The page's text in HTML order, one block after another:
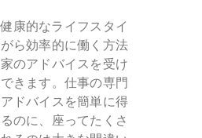
康的なライフスタイ
ら効率的に働く方法
のアドバイスを受け
きます。仕事の専門
ドバイスを簡単に得
のに、座ってたくさ